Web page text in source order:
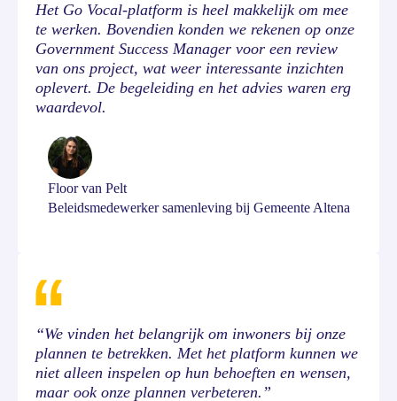
Het Go Vocal-platform is heel makkelijk om mee
te werken. Bovendien konden we rekenen op onze
Government Success Manager voor een review
van ons project, wat weer interessante inzichten
oplevert. De begeleiding en het advies waren erg
waardevol.
Floor van Pelt
Beleidsmedewerker samenleving bij Gemeente Altena
“We vinden het belangrijk om inwoners bij onze
plannen te betrekken. Met het platform kunnen we
niet alleen inspelen op hun behoeften en wensen,
maar ook onze plannen verbeteren.”